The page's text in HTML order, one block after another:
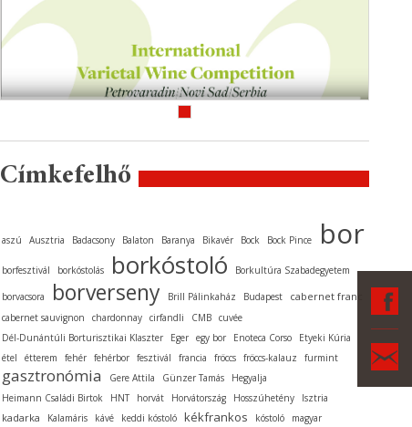
Címkefelhő
aszú Ausztria Badacsony Balaton Baranya Bikavér Bock Bock Pince bor
borfesztivál borkóstolás borkóstoló Borkultúra Szabadegyetem
borvacsora borverseny Brill Pálinkaház Budapest cabernet franc
cabernet sauvignon chardonnay cirfandli CMB cuvée
Dél-Dunántúli Borturisztikai Klaszter
Eger egy bor Enoteca Corso
Etyeki Kúria
étel
étterem fehér fehérbor fesztivál francia fröccs fröccs-kalauz furmint
gasztronómia Gere Attila Günzer Tamás
Hegyalja
Heimann Családi Birtok
HNT horvát Horvátország Hosszúhetény Isztria
kadarka Kalamáris kávé keddi kóstoló kékfrankos kóstoló
magyar